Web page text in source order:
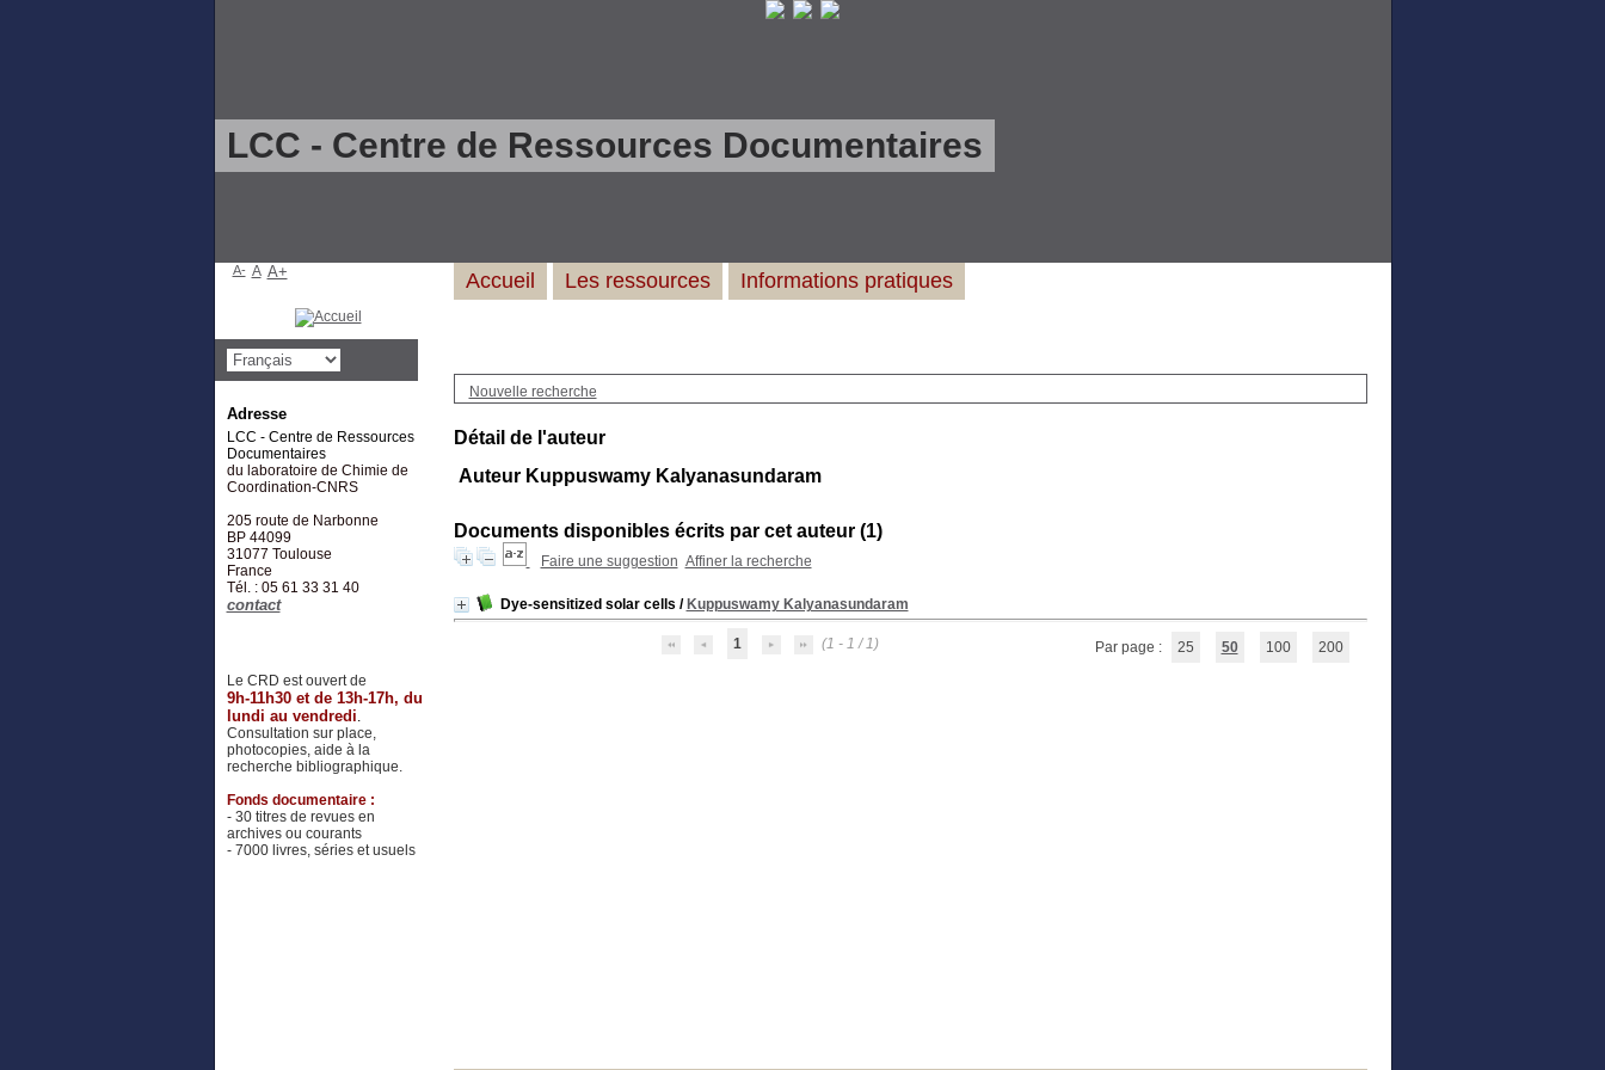
LCC - Centre de Ressources Documentaires
Nouvelle recherche
Détail de l'auteur
Auteur Kuppuswamy Kalyanasundaram
Documents disponibles écrits par cet auteur (1)
Faire une suggestion Affiner la recherche
Dye-sensitized solar cells / Kuppuswamy Kalyanasundaram
1 (1 - 1 / 1) Par page : 25 50 100 200
Accueil Les ressources Informations pratiques
A- A A+
Adresse
LCC - Centre de Ressources
Documentaires
du laboratoire de Chimie de
Coordination-CNRS
205 route de Narbonne
BP 44099
31077 Toulouse
France
Tél. : 05 61 33 31 40
contact
Le CRD est ouvert de
9h-11h30 et de 13h-17h, du
lundi au vendredi.
Consultation sur place,
photocopies, aide à la
recherche bibliographique.
Fonds documentaire :
- 30 titres de revues en
archives ou courants
- 7000 livres, séries et usuels